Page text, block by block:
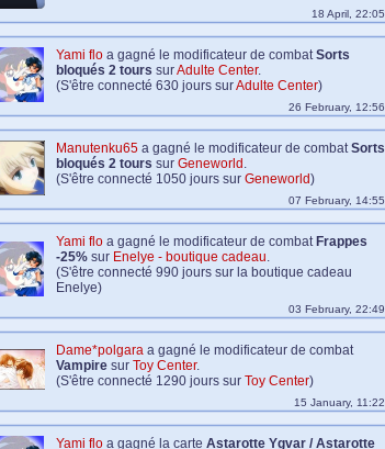
18 April, 22:05
Yami floa gagné le modificateur de combatSorts
bloqués 2 tours surAdulte Center.
(S'être connecté 630 jours surAdulte Center)
26 February, 12:56
Manutenku65a gagné le modificateur de combatSorts
bloqués 2 tours sur Geneworld .
(S'être connecté 1050 jours sur Geneworld)
07 February, 14:55
Yami floa gagné le modificateur de combat Frappes
-25%sur Enelye - boutique cadeau.
(S'être connecté 990 jours sur la boutique cadeau
Enelye)
03 February, 22:49
Dame*polgaraa gagné le modificateur de combat
Vampiresur Toy Center.
(S'être connecté 1290 jours sur Toy Center)
15 January, 11:22
Yami floa gagné la carte Astarotte Ygvar / Astarotte